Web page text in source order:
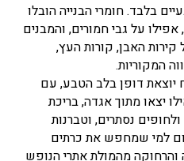
בלבד. חומרי הבנייה הובלו
על גבי חמורים, והמבנים
האבן, קורות העץ,
המקוריות.
יוצאת דופן בלב הטבע, עם
יצאו מתוך אגדה, בריכת
נסתרים, וטברנות
למי שמחפש את כרתים
מהמולת אתרי הנופש